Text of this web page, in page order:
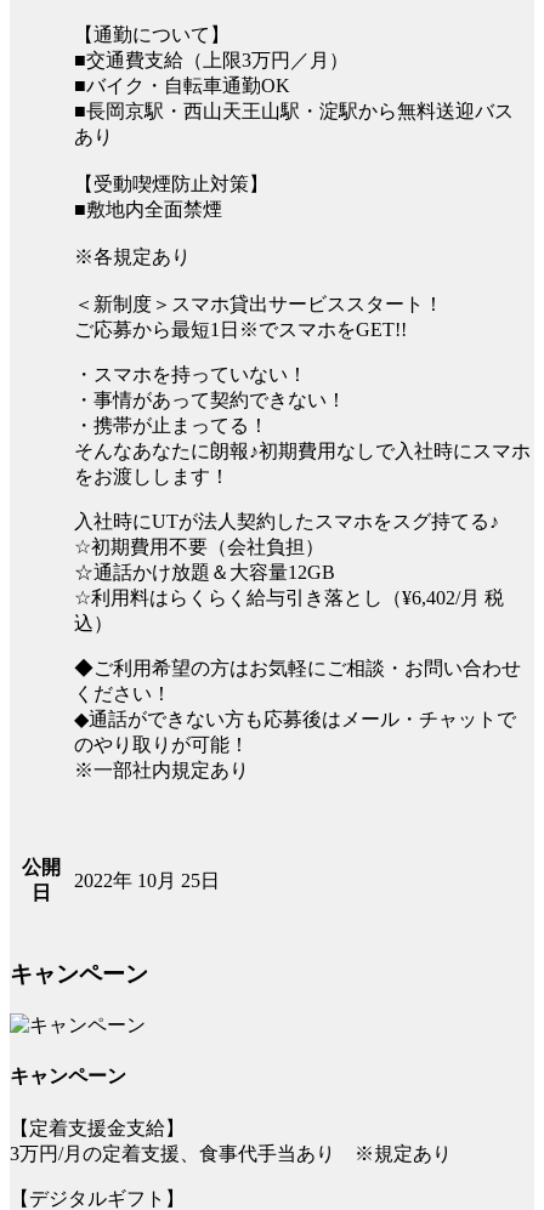
【通勤について】
■交通費支給（上限3万円／月）
■バイク・自転車通勤OK
■長岡京駅・西山天王山駅・淀駅から無料送迎バス
あり
【受動喫煙防止対策】
■敷地内全面禁煙
※各規定あり
＜新制度＞スマホ貸出サービススタート！
ご応募から最短1日※でスマホをGET!!
・スマホを持っていない！
・事情があって契約できない！
・携帯が止まってる！
そんなあなたに朗報♪初期費用なしで入社時にスマホ
をお渡しします！
入社時にUTが法人契約したスマホをスグ持てる♪
☆初期費用不要（会社負担）
☆通話かけ放題＆大容量12GB
☆利用料はらくらく給与引き落とし（¥6,402/月 税
込）
◆ご利用希望の方はお気軽にご相談・お問い合わせ
ください！
◆通話ができない方も応募後はメール・チャットで
のやり取りが可能！
※一部社内規定あり
公開
日
2022年 10月 25日
キャンペーン
キャンペーン
【定着支援金支給】
3万円/月の定着支援、食事代手当あり ※規定あり
【デジタルギフト】